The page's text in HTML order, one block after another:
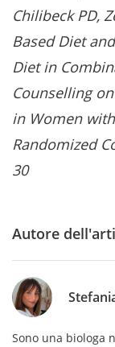
Chilibeck PD,
Based Diet
Diet in
Counselling
in Women
Randomized
30
Autore
Sono una biologa